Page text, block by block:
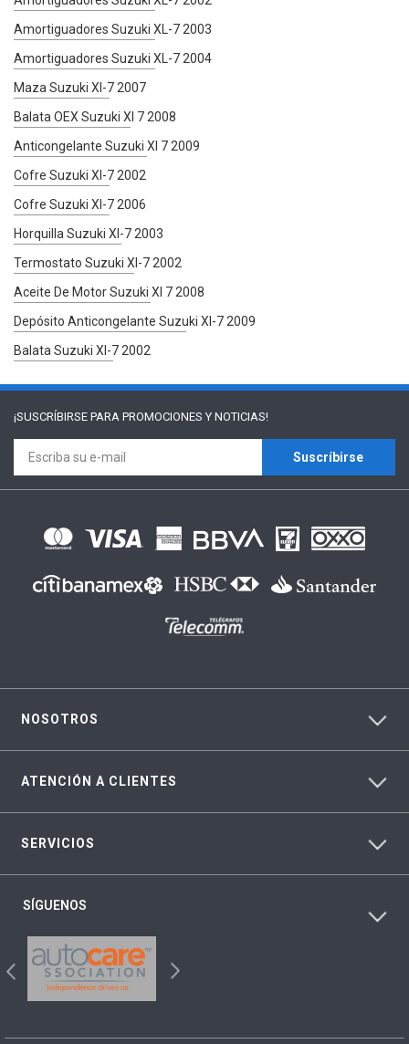
Amortiguadores Suzuki XL-7 2003
Amortiguadores Suzuki XL-7 2004
Maza Suzuki Xl-7 2007
Balata OEX Suzuki Xl 7 2008
Anticongelante Suzuki Xl 7 2009
Cofre Suzuki Xl-7 2002
Cofre Suzuki Xl-7 2006
Horquilla Suzuki Xl-7 2003
Termostato Suzuki Xl-7 2002
Aceite De Motor Suzuki Xl 7 2008
Depósito Anticongelante Suzuki Xl-7 2009
Balata Suzuki Xl-7 2002
¡SUSCRÍBIRSE PARA PROMOCIONES Y NOTICIAS!
Suscríbirse
NOSOTROS
ATENCIÓN A CLIENTES
SERVICIOS
SÍGUENOS